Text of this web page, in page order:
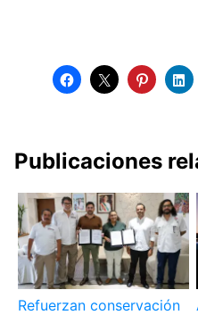
Publicaciones
Refuerzan conservación